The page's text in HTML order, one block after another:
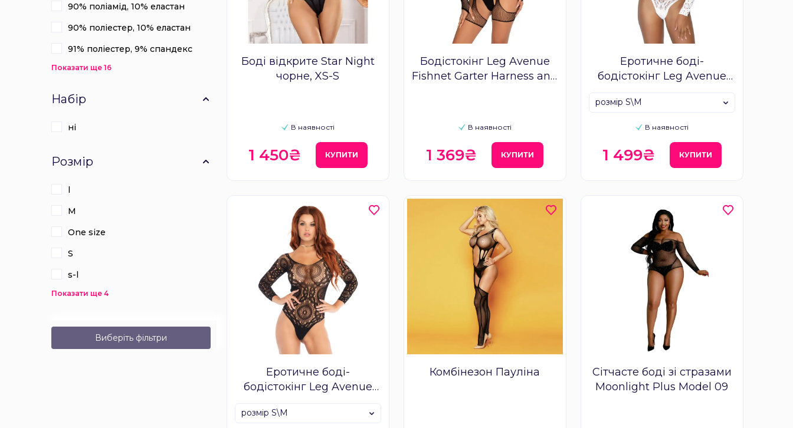
90% поліамід, 10% еластан
90% поліестер, 10% еластан
91% поліестер, 9% спандекс
Показати ще 16
Набір
ні
Розмір
l
M
One size
S
s-l
Показати ще 4
Виберіть фільтри
Боді відкрите Star Night
чорне, XS-S
В наявності
1 450₴ КУПИТИ
Бодістокінг Leg Avenue
Fishnet Garter Harness and
В наявності
1 369₴ КУПИТИ
Еротичне боді-
бодістокінг Leg Avenue
teddy White
В наявності
розмір S\M
1 499₴ КУПИТИ
Еротичне боді-
бодістокінг Leg Avenue
teddy Black
розмір S\M
Комбінезон Пауліна
Сітчасте боді зі стразами
Moonlight Plus Model 09